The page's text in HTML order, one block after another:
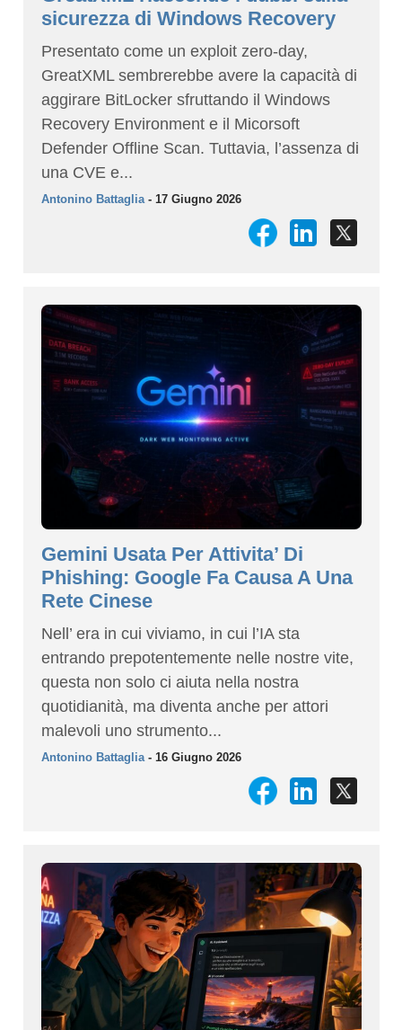
sicurezza di Windows Recovery
Presentato come un exploit zero-day,
GreatXML sembrerebbe avere la capacità di
aggirare BitLocker sfruttando il Windows
Recovery Environment e il Micorsoft
Defender Offline Scan. Tuttavia, l’assenza di
una CVE e...
Antonino Battaglia- 17 Giugno 2026
Gemini Usata Per Attivita’ Di
Phishing: Google Fa Causa A Una
Rete Cinese
Nell’ era in cui viviamo, in cui l’IA sta
entrando prepotentemente nelle nostre vite,
questa non solo ci aiuta nella nostra
quotidianità, ma diventa anche per attori
malevoli uno strumento...
Antonino Battaglia- 16 Giugno 2026